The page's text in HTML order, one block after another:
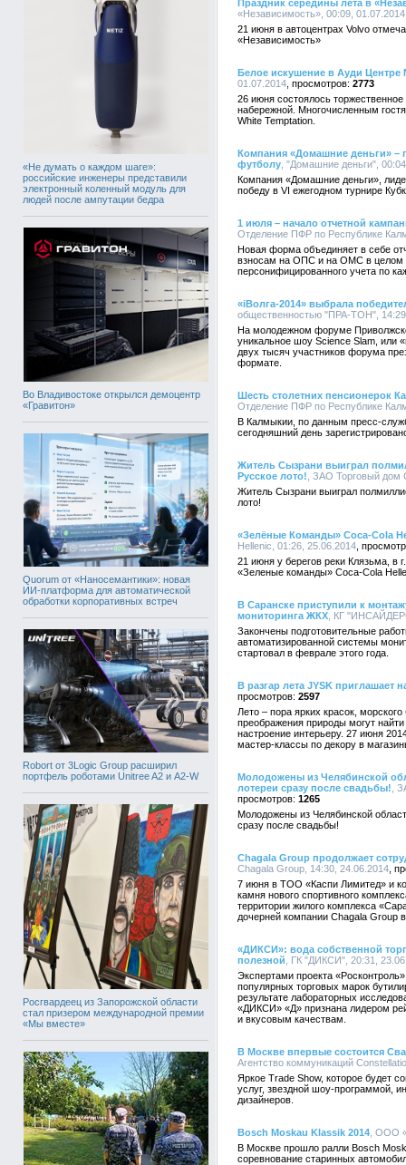
«Не думать о каждом шаге»:
российские инженеры представили
электронный коленный модуль для
людей после ампутации бедра
Во Владивостоке открылся демоцентр
«Гравитон»
Quorum от «Наносемантики»: новая
ИИ-платформа для автоматической
обработки корпоративных встреч
Robort от 3Logic Group расширил
портфель роботами Unitree A2 и A2-W
Росгвардеец из Запорожской области
стал призером международной премии
«Мы вместе»
Праздник середины лета в
«Независимость», 00:09, 01.07.2014
21 июня в автоцентрах Volvo
«Независимость»
Белое искушение в Ауди Центре
01.07.2014
2773
26 июня состоялось
набережной. Многочисленным
White Temptation.
Компания «Домашние деньги» –
футболу , "Домашние деньги",
Компания «Домашние деньги»,
победу в VI ежегодном турнире
1 июля – начало отчетной
Отделение ПФР по Республике
Новая форма объединяет в себе
взносам на ОПС и на ОМС в целом
персонифицированного учета по
«iВолга-2014» выбрала
общественностью "ПРА-ТОН",
На молодежном форуме
уникальное шоу Science Slam, или
двух тысяч участников форума
формате.
Шесть столетних пенсионерок
Отделение ПФР по Республике
В Калмыкии, по данным пресс-
сегодняшний день
Житель Сызрани выиграл
Русское лото! , ЗАО Торговый дом
Житель Сызрани выиграл
лото!
«Зелёные Команды» Coca-Cola
Hellenic, 01:26, 25.06.2014
21 июня у берегов реки Клязьма, в
«Зеленые команды» Coca-Cola
В Саранске приступили к
мониторинга ЖКХ , КГ
Закончены подготовительные
автоматизированной системы
стартовал в феврале этого года.
В разгар лета JYSK приглашает
2597
Лето – пора ярких красок,
преображения природы могут
настроение интерьеру. 27 июня
мастер-классы по декору в
Молодожены из Челябинской
лотереи сразу после свадьбы! ,
1265
Молодожены из Челябинской
сразу после свадьбы!
Chagala Group продолжает
Chagala Group, 14:30, 24.06.2014
7 июня в ТОО «Каспи Лимитед» и
камня нового спортивного
территории жилого комплекса
дочерней компании Chagala Group
«ДИКСИ»: вода собственной
полезной , ГК "ДИКСИ", 20:31,
Экспертами проекта
популярных торговых марок
результате лабораторных
«ДИКСИ» «Д» признана лидером
и вкусовым качествам.
В Москве впервые состоится
Агентство коммуникаций
Яркое Trade Show, которое будет
услуг, звездной шоу-программой,
дизайнеров.
Bosch Moskau Klassik 2014 , ООО
В Москве прошло ралли Bosch
соревнование старинных